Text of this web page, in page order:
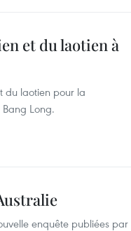
et du laotien à
du laotien pour la
Long.
enquête publiées par